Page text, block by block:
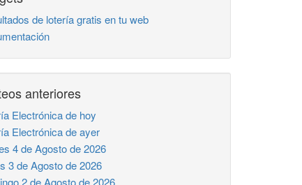
de lotería gratis en tu web
anteriores
Electrónica de hoy
Electrónica de ayer
4 de Agosto de 2026
3 de Agosto de 2026
2 de Agosto de 2026